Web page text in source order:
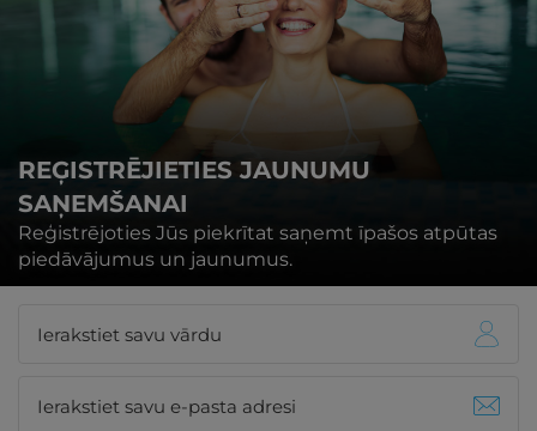
REĢISTRĒJIETIES JAUNUMU
SAŅEMŠANAI
Reģistrējoties Jūs piekrītat saņemt īpašos atpūtas
piedāvājumus un jaunumus.